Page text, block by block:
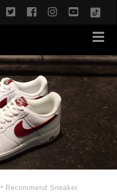
twitterfacebookinstagram
＊Recommend Sneaker